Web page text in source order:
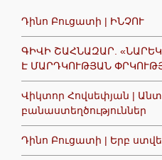
Դինո Բուցատի | ԻՆՉՈՒ
ԳԻՎԻ ՇԱՀՆԱԶԱՐ.
Է ՄԱՐԴԿՈՒԹՅԱՆ
Վիկտոր Հովսեփյան |
բանաստեղծություններ
Դինո Բուցատի | Երբ